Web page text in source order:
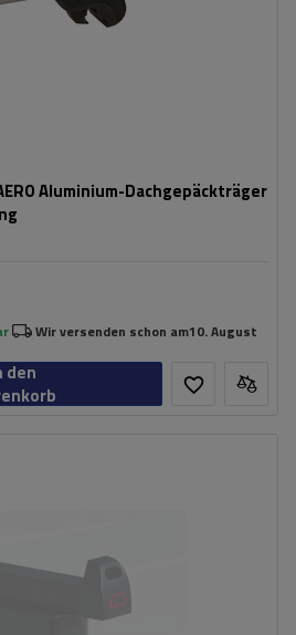
Aluminium-Dachgepäckträger
Wir versenden schon am10. August
den